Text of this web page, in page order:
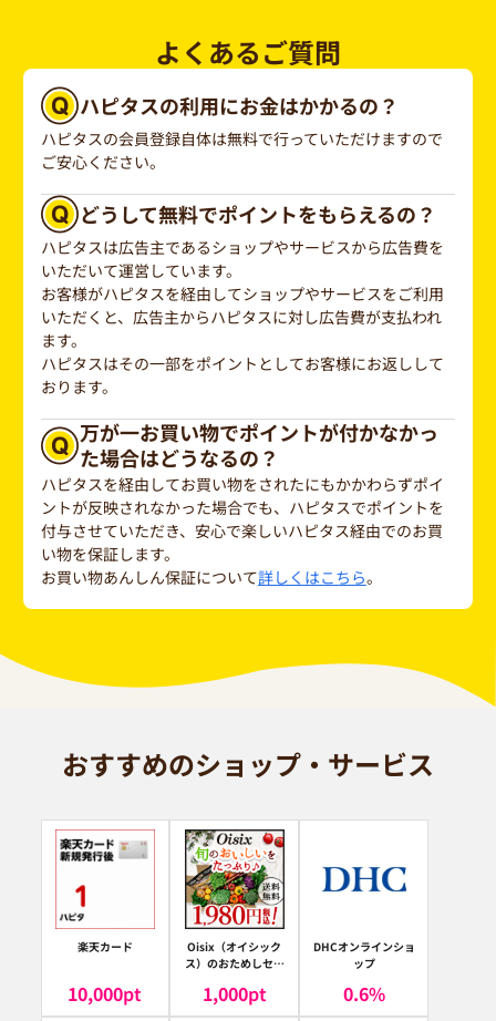
よくあるご質問
ハピタスの利用にお金はかかるの？
ハピタスの会員登録自体は無料で行っていただけますので
ご安心ください。
どうして無料でポイントをもらえるの？
ハピタスは広告主であるショップやサービスから広告費を
いただいて運営しています。
お客様がハピタスを経由してショップやサービスをご利用
いただくと、広告主からハピタスに対し広告費が支払われ
ます。
ハピタスはその一部をポイントとしてお客様にお返しして
おります。
万が一お買い物でポイントが付かなかっ
た場合はどうなるの？
ハピタスを経由してお買い物をされたにもかかわらずポイ
ントが反映されなかった場合でも、ハピタスでポイントを
付与させていただき、安心で楽しいハピタス経由でのお買
い物を保証します。
お買い物あんしん保証について詳しくはこちら。
おすすめのショップ・サービス
楽天カード
10,000pt
Oisix（オイシック
ス）のおためしセッ
1,000pt
DHCオンラインショ
ップ
0.6%